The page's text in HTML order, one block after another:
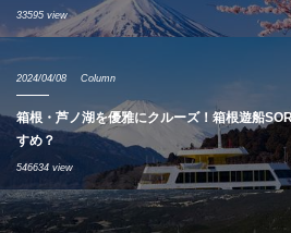
33595 view
2024/04/08 Column
箱根・芦ノ湖を優雅にクルーズ！箱根遊船
すめ？
546634 view